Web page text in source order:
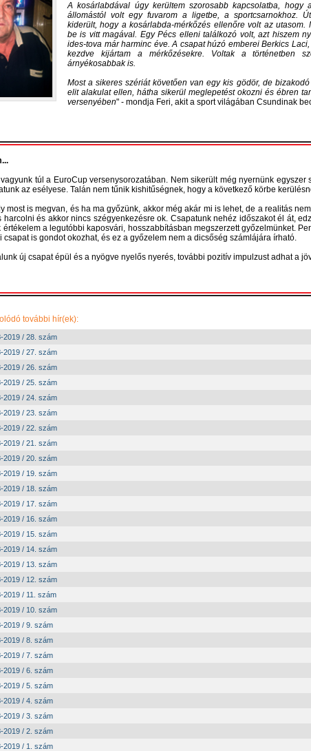
A kosárlabdával úgy kerültem szorosabb kapcsolatba,
állomástól volt egy fuvarom a ligetbe, a sportcsarnokhoz.
kiderült, hogy a kosárlabda-mérkőzés ellenőre volt az utasom.
be is vitt magával. Egy Pécs elleni találkozó volt, azt hiszem
ides-tova már harminc éve. A csapat húzó emberei Berkics
kezdve kijártam a mérkőzésekre. Voltak a történetben
árnyékosabbak is.
Most a sikeres szériát követően van egy kis gödör, de
elit alakulat ellen, hátha sikerül meglepetést okozni és ébren
versenyében - mondja Feri, akit a sport világában Csundinak
túl a EuroCup versenysorozatában. Nem sikerült még nyernünk egyszer
az esélyese. Talán nem tűnik kishitűségnek, hogy a következő körbe
most is megvan, és ha ma győzünk, akkor még akár mi is lehet, de a realitás
harcolni és akkor nincs szégyenkezésre ok. Csapatunk nehéz időszakot él át,
értékelem a legutóbbi kaposvári, hosszabbításban megszerzett győzelmünket.
csapat is gondot okozhat, és ez a győzelem nem a dicsőség számlájára írható.
új csapat épül és a nyögve nyelős nyerés, további pozitív impulzust adhat a
további hír(ek):
2019 / 28. szám
2019 / 27. szám
2019 / 26. szám
2019 / 25. szám
2019 / 24. szám
2019 / 23. szám
2019 / 22. szám
2019 / 21. szám
2019 / 20. szám
2019 / 19. szám
2019 / 18. szám
2019 / 17. szám
2019 / 16. szám
2019 / 15. szám
2019 / 14. szám
2019 / 13. szám
2019 / 12. szám
2019 / 11. szám
2019 / 10. szám
2019 / 9. szám
2019 / 8. szám
2019 / 7. szám
2019 / 6. szám
2019 / 5. szám
2019 / 4. szám
2019 / 3. szám
2019 / 2. szám
2019 / 1. szám